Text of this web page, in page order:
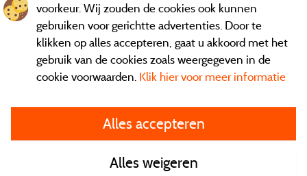
General terms of use
Contact gegevens
voorkeur. Wij zouden de cookies ook kunnen
gebruiken voor gerichtte advertenties. Door te
klikken op alles accepteren, gaat u akkoord met het
gebruik van de cookies zoals weergegeven in de
cookie voorwaarden. Klik hier voor meer informatie
Alles accepteren
Alles weigeren